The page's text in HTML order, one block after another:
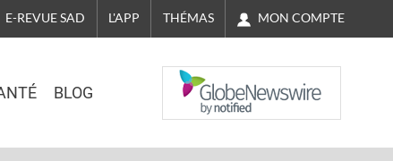
E-REVUE SAD L'APP THÉMAS MON COMPTE
BLOG
NASDAQ